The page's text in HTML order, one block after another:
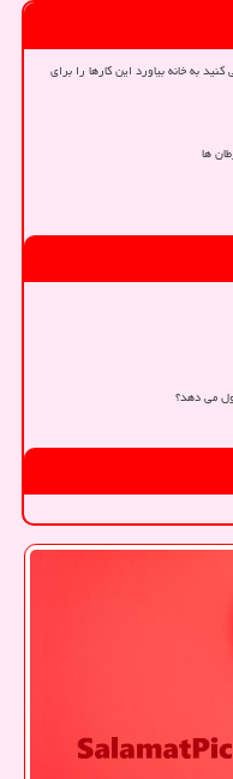
به خانه بیاورد این کارها را برای
ها
می دهد؟